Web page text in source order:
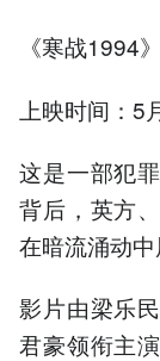
《寒战1994》
上映时间：5
这是一部犯
背后，英方
在暗流涌动中
影片由梁乐
君豪领衔主